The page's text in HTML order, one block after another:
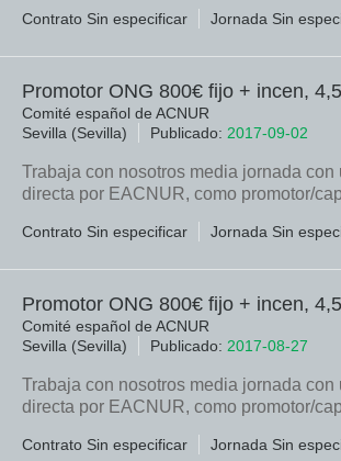
Contrato Sin especificar Jornada Sin
Promotor ONG 800€ fijo + incen,
Comité español de ACNUR
Sevilla (Sevilla)
Publicado: 2017-09-02
Trabaja con nosotros media jornada
directa por EACNUR, como promotor/
Contrato Sin especificar Jornada Sin
Promotor ONG 800€ fijo + incen,
Comité español de ACNUR
Sevilla (Sevilla)
Publicado: 2017-08-27
Trabaja con nosotros media jornada
directa por EACNUR, como promotor/
Contrato Sin especificar Jornada Sin